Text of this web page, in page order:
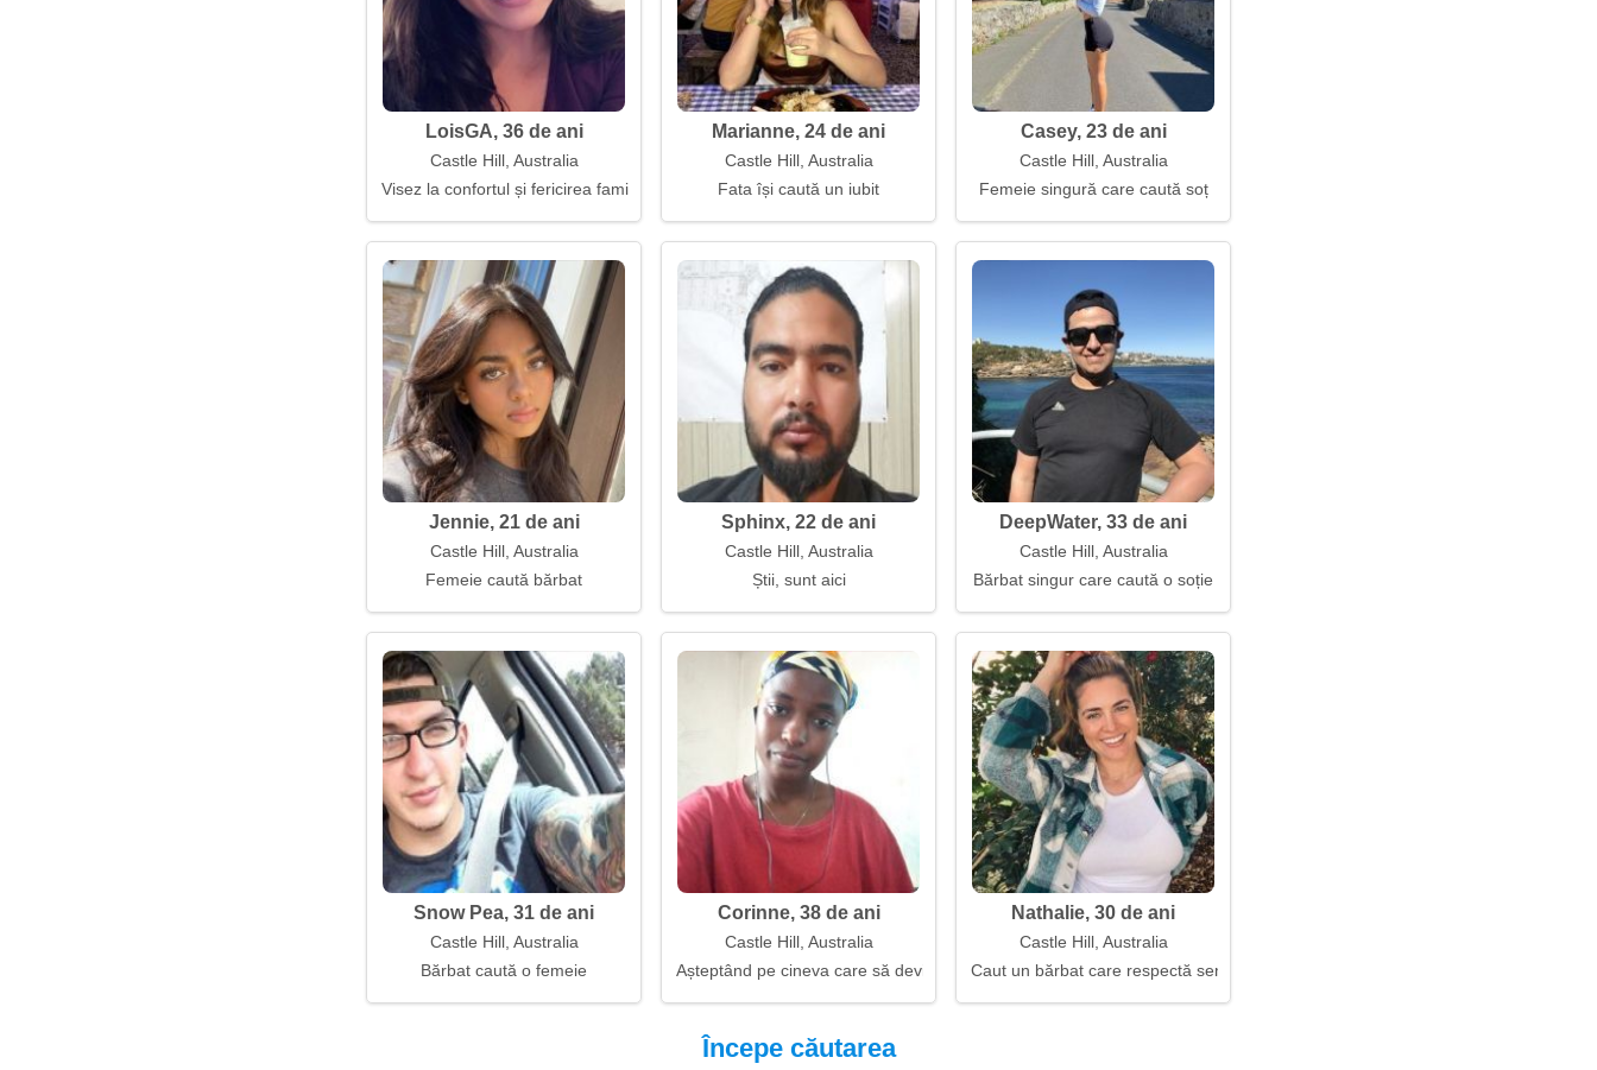
LoisGA, 36 de ani
Castle Hill, Australia
Visez la confortul și fericirea familiei
Marianne, 24 de ani
Castle Hill, Australia
Fata își caută un iubit
Casey, 23 de ani
Castle Hill, Australia
Femeie singură care caută soț
Jennie, 21 de ani
Castle Hill, Australia
Femeie caută bărbat
Sphinx, 22 de ani
Castle Hill, Australia
Știi, sunt aici
DeepWater, 33 de ani
Castle Hill, Australia
Bărbat singur care caută o soție
Snow Pea, 31 de ani
Castle Hill, Australia
Bărbat caută o femeie
Corinne, 38 de ani
Castle Hill, Australia
Așteptând pe cineva care să devină o parte din mine
Nathalie, 30 de ani
Castle Hill, Australia
Caut un bărbat care respectă sentimentele
Începe căutarea